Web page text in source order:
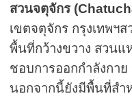
สวนจตุจักร
เขตจตุจักร กรุงเทพฯ
พื้นที่กว้างขวาง สวน
ชอบการออกกำลังกา
นอกจากนี้ยังมีพื้นที่สำ